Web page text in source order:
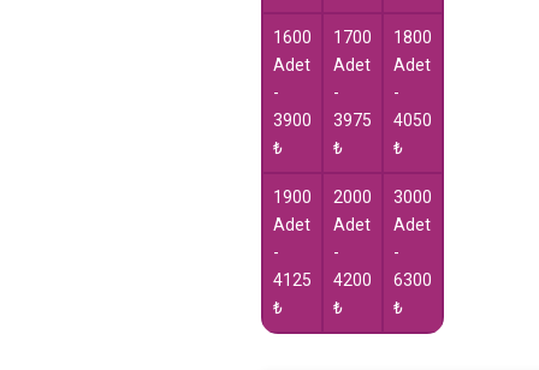
1600
Adet
-
3900
₺
1700
Adet
-
3975
₺
1800
Adet
-
4050
₺
1900
Adet
-
4125
₺
2000
Adet
-
4200
₺
3000
Adet
-
6300
₺